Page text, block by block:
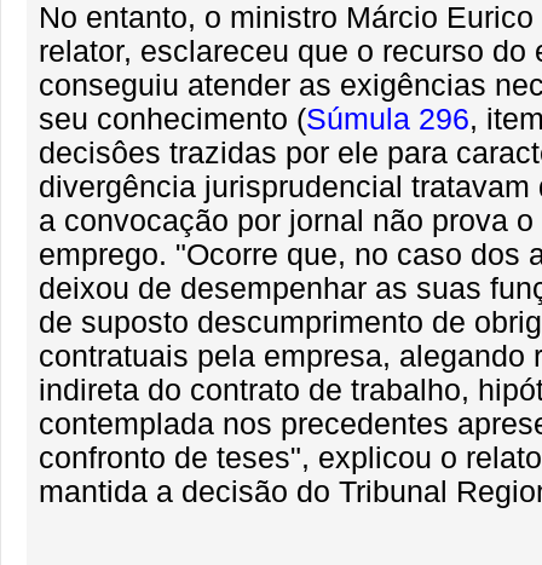
No entanto, o ministro Márcio
relator, esclareceu que o recurso do
conseguiu atender as exigências
seu conhecimento (Súmula 296,
decisôes trazidas por ele para
divergência jurisprudencial tratavam
a convocação por jornal não prova
emprego. "Ocorre que, no caso dos
deixou de desempenhar as suas
de suposto descumprimento de
contratuais pela empresa, alegando
indireta do contrato de trabalho,
contemplada nos precedentes
confronto de teses", explicou o
mantida a decisão do Tribunal